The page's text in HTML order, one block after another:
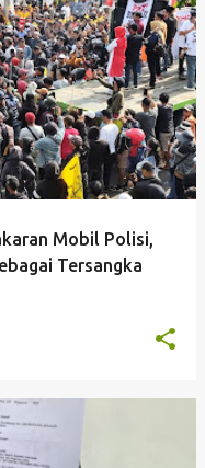
Mobil Polisi,
Tersangka